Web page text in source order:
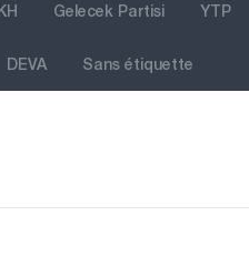
Gelecek Partisi YTP
DEVA Sans étiquette